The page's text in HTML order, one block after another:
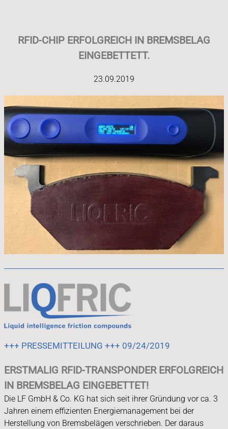
RFID-CHIP ERFOLGREICH IN BREMSBELAG
EINGEBETTETT.
23.09.2019
+++ PRESSEMITTEILUNG +++ 09/24/2019
ERSTMALIG RFID-TRANSPONDER ERFOLGREICH
IN BREMSBELAG EINGEBETTET!
Die LF GmbH & Co. KG hat sich seit ihrer Gründung vor ca. 3
Jahren einem effizienten Energiemanagement bei der
Herstellung von Bremsbelägen verschrieben. Der daraus